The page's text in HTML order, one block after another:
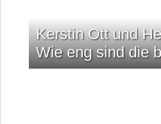
Kerstin Ott und
Wie eng sind die